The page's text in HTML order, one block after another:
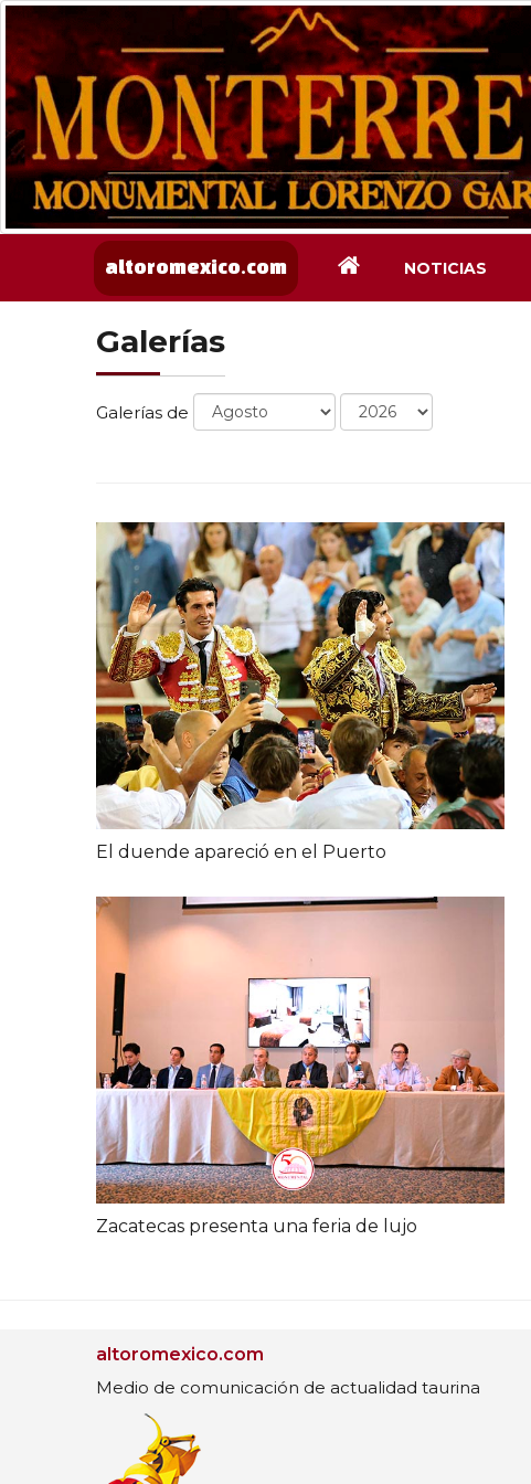
altoromexico.com NOTICIAS
Galerías
Galerías de
Zacatecas presenta una feria de lujo
El duende apareció en el Puerto
altoromexico.com
Medio de comunicación de actualidad taurina